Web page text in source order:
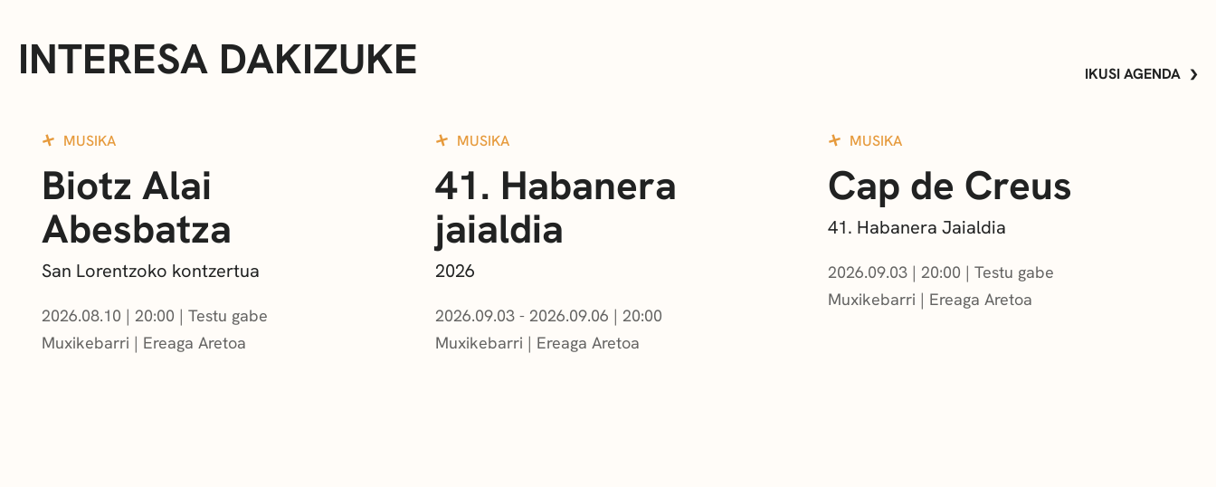
INTERESA DAKIZUKE IKUSI AGENDA
MUSIKA
Biotz Alai
Abesbatza
San Lorentzoko kontzertua
2026.08.10 | 20:00
Testu gabe
Muxikebarri | Ereaga Aretoa
MUSIKA
41. Habanera
jaialdia
2026
2026.09.03 - 2026.09.06 | 20:00
Muxikebarri | Ereaga Aretoa
MUSIKA
Cap de Creus
41. Habanera Jaialdia
2026.09.03 | 20:00
Testu gabe
Muxikebarri | Ereaga Aretoa